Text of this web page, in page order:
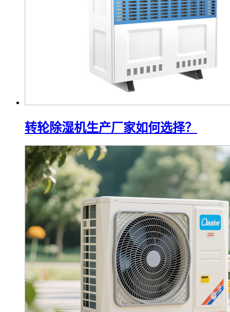
转轮除湿机生产厂家如何选择？